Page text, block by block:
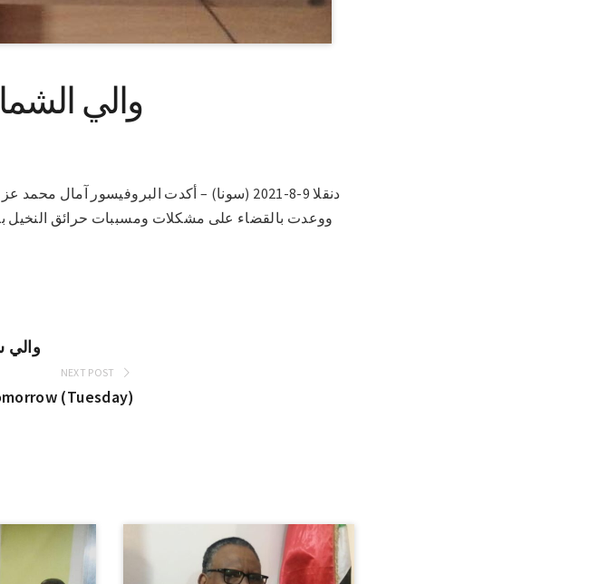
والي
دنقلا 9-8-2021 (سونا) – أكدت البروفيسور
ووعدت بالقضاء على مشكلات ومسببات حرائق النخيل
والي
NEXT POST
(Tuesday)